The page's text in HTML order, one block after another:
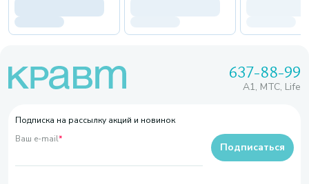
637-88-99
A1, МТС, Life
Подписка на рассылку акций и новинок
Ваш e-mail*
Подписаться